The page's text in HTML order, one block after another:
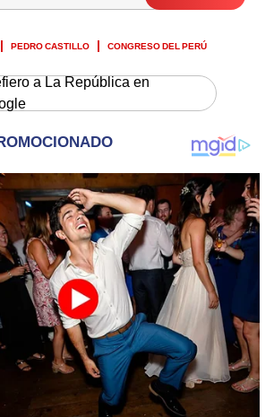
PEDRO CASTILLO CONGRESO DEL PERÚ
a La República en